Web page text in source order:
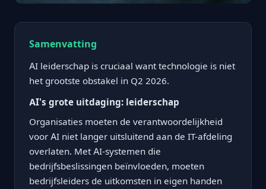
Samenvatting
AI leiderschap is cruciaal want technologie is niet
het grootste obstakel in Q2 2026.
AI's grote uitdaging: leiderschap
Organisaties moeten de verantwoordelijkheid
voor AI niet langer uitsluitend aan de IT-afdeling
overlaten. Met AI-systemen die
bedrijfsbeslissingen beïnvloeden, moeten
bedrijfsleiders de uitkomsten in eigen handen